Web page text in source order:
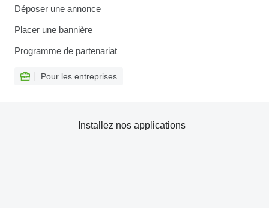
Déposer une annonce
Placer une bannière
Programme de partenariat
Pour les entreprises
Installez nos applications